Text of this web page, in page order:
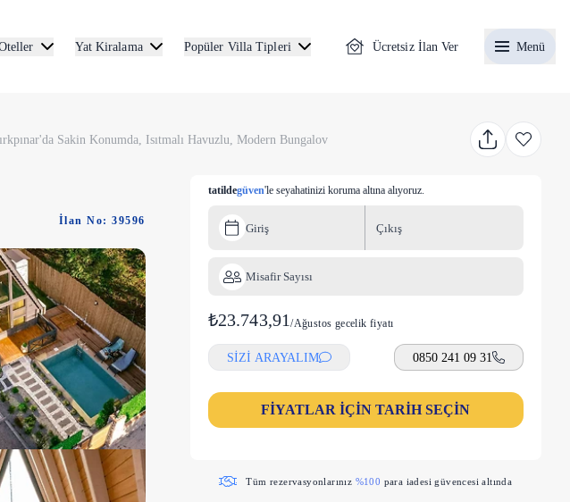
Yat Kiralama Popüler Villa Tipleri Ücretsiz İlan Ver Menü
Sakin Konumda, Isıtmalı Havuzlu, Modern Bungalov
İlan No: 39596
tatildegüven'le seyahatinizi koruma altına alıyoruz.
Giriş Çıkış
Misafir Sayısı
₺23.743,91/Ağustos gecelik fiyatı
SİZİ ARAYALIM 0850 241 09 31
FİYATLAR İÇİN TARİH SEÇİN
Tüm rezervasyonlarınız %100 para iadesi güvencesi altında